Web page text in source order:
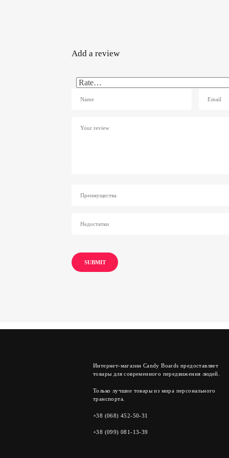
Add a review
Интернет-магазин Candy Boards предоставляет
товары для современного передвижения людей.
Только лучшие товары из мира персонального
транспорта.
+38 (068) 452-50-31
+38 (099) 081-13-39